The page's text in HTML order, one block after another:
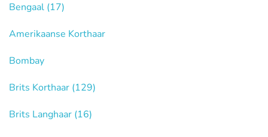
Bengaal (17)
Amerikaanse Korthaar
Bombay
Brits Korthaar (129)
Brits Langhaar (16)